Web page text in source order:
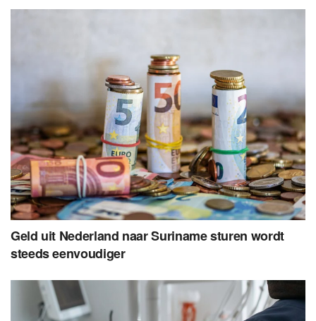
Geld uit Nederland naar Suriname sturen wordt
steeds eenvoudiger